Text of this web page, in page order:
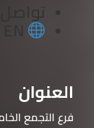
العنوان
فرع التجمع
تواصل